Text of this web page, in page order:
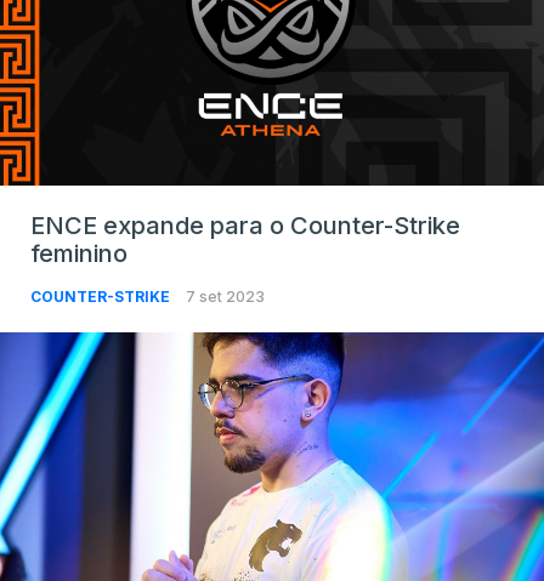
ENCE expande para o Counter-Strike
feminino
COUNTER-STRIKE 7 set 2023